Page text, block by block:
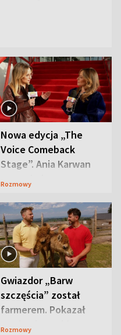
Nowa edycja „The
Voice Comeback
Stage”. Ania Karwan
zapowiada
Rozmowy
Gwiazdor „Barw
szczęścia” został
farmerem. Pokazał
swoje niezwykłe
Rozmowy